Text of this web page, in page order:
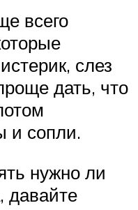
всего
слез
дать, что
и сопли.
нужно ли
давайте